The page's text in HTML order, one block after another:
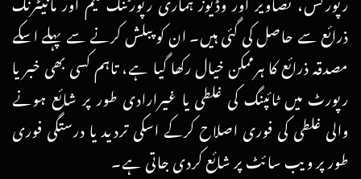
ذرائع سے حاصل کی گئی ہیں۔ ان کو پبلش کرنے سے پہلے اسکے
مصدقہ ذرائع کا ہرممکن خیال رکھا گیا ہے، تاہم کسی بھی خبر یا
رپورٹ میں ٹائپنگ کی غلطی یا غیرارادی طور پر شائع ہونے
والی غلطی کی فوری اصلاح کرکے اسکی تردید یا درستگی فوری
طور پر ویب سائٹ پر شائع کردی جاتی ہے۔